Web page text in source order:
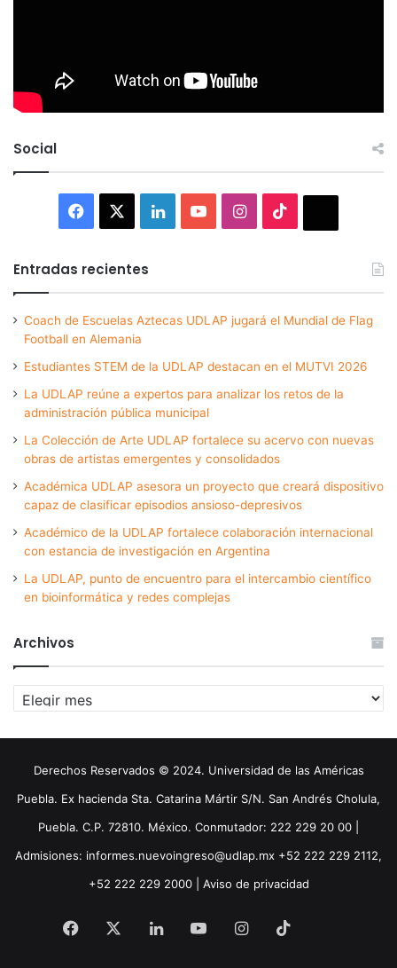
Social
Facebook LinkedInYouTubeInstagram
Entradas recientes
Coach de Escuelas Aztecas UDLAP jugará el Mundial de Flag
Football en Alemania
Estudiantes STEM de la UDLAP destacan en el MUTVI 2026
La UDLAP reúne a expertos para analizar los retos de la
administración pública municipal
La Colección de Arte UDLAP fortalece su acervo con nuevas
obras de artistas emergentes y consolidados
Académica UDLAP asesora un proyecto que creará dispositivo
capaz de clasificar episodios ansioso-depresivos
Académico de la UDLAP fortalece colaboración internacional
con estancia de investigación en Argentina
La UDLAP, punto de encuentro para el intercambio científico
en bioinformática y redes complejas
Archivos
Archivos
Derechos Reservados © 2024. Universidad de las Américas
Puebla. Ex hacienda Sta. Catarina Mártir S/N. San Andrés Cholula,
Puebla. C.P. 72810. México. Conmutador: 222 229 20 00 |
Admisiones: informes.nuevoingreso@udlap.mx +52 222 229 2112,
+52 222 229 2000 | Aviso de privacidad
Facebook LinkedInYouTubeInstagram